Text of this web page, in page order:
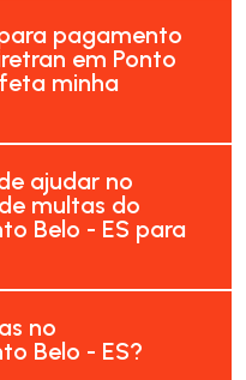
pagamento
em Ponto
minha
ajudar no
multas do
Belo - ES para
no
Belo - ES?